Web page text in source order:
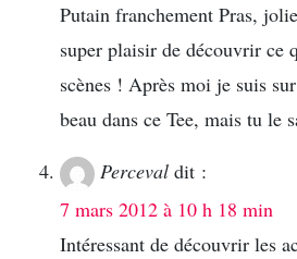
Putain franchement Pras,
super plaisir de découvrir ce
scènes ! Après moi je suis
beau dans ce Tee, mais tu le
Perceval dit :
7 mars 2012 à 10 h 18 min
Intéressant de découvrir les